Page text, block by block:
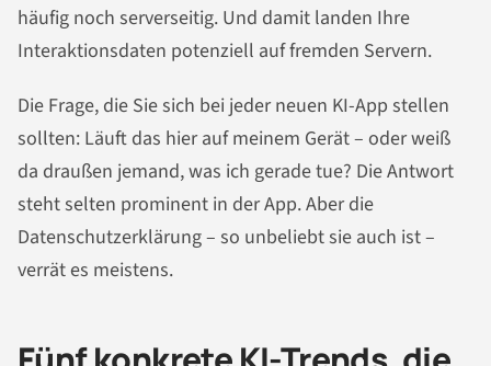
häufig noch serverseitig. Und damit landen Ihre
Interaktionsdaten potenziell auf fremden Servern.
Die Frage, die Sie sich bei jeder neuen KI-App stellen
sollten: Läuft das hier auf meinem Gerät – oder weiß
da draußen jemand, was ich gerade tue? Die Antwort
steht selten prominent in der App. Aber die
Datenschutzerklärung – so unbeliebt sie auch ist –
verrät es meistens.